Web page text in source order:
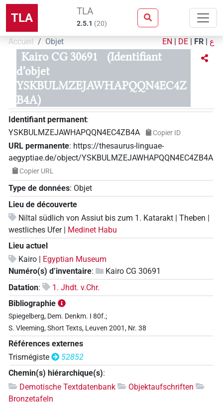
TLA TLA
2.5.1 (20)
Accueil Objet EN | DE | FR | ع
Kairo CG 30691
(Identifiant
d’objet
YSKBULMZEJAWHAPQQN4EC4Z
B4A)
Identifiant permanent:
YSKBULMZEJAWHAPQQN4EC4ZB4A
Copier ID
URL permanente: https://thesaurus-linguae-
aegyptiae.de/object/YSKBULMZEJAWHAPQQN4EC4ZB4A
Copier URL
Type de données: Objet
Lieu de découverte
Niltal südlich von Assiut bis zum 1. Katarakt | Theben |
westliches Ufer | Medinet Habu
Lieu actuel
Kairo |
Egyptian Museum
Numéro(s) d’inventaire:
Kairo CG 30691
Datation:
1. Jhdt. v.Chr.
Bibliographie
Spiegelberg, Dem. Denkm. I 80f.;
S. Vleeming, Short Texts, Leuven 2001, Nr. 38
Références externes
Trismégiste
52852
Chemin(s) hiérarchique(s):
Demotische Textdatenbank
Objektaufschriften
Bronzetafeln